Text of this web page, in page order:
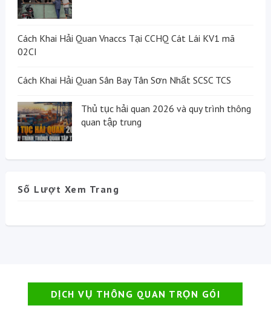
Cách Khai Hải Quan Vnaccs Tại CCHQ Cát Lái KV1 mã
02CI
Cách Khai Hải Quan Sân Bay Tân Sơn Nhất SCSC TCS
Thủ tục hải quan 2026 và quy trình thông
quan tập trung
Số Lượt Xem Trang
DỊCH VỤ THÔNG QUAN TRỌN GÓI